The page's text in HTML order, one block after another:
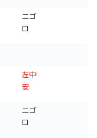
二ゴ
ロ
左中
安
二ゴ
ロ